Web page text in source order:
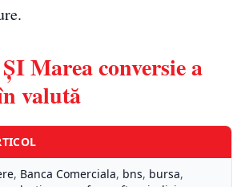
Marea conversie a
valută
, Banca Comerciala, bns, bursa,